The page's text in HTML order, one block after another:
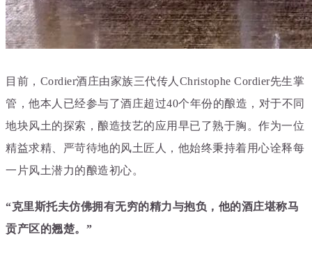
目前，Cordier酒庄由家族三代传人Christophe Cordier先生掌
管，他本人已经参与了酒庄超过40个年份的酿造，对于不同
地块风土的探索，酿造技艺的应用早已了熟于胸。作为一位
精益求精、严苛待地的风土匠人，他始终秉持着用心诠释每
一片风土潜力的酿造初心。
“克里斯托夫仿佛拥有无穷的精力与抱负，他的酒庄堪称马
贡产区的翘楚。”